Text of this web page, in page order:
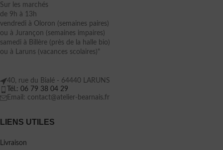
Sur les marchés
de 9h à 13h
vendredi à Oloron (semaines paires)
ou à Jurançon (semaines impaires)
samedi à Billère (près de la halle bio)
ou à Laruns (vacances scolaires)"
40, rue du Bialé - 64440 LARUNS
Tél.: 06 79 38 04 29
Email: contact@atelier-bearnais.fr
LIENS UTILES
Livraison